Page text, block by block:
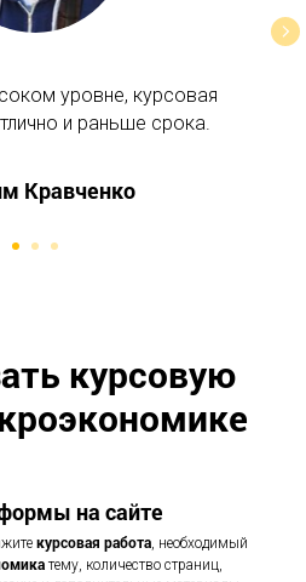
уровне, курсовая
и раньше срока.
Кравченко
курсовую
на сайте
курсовая работа, необходимый
тему, количество страниц,